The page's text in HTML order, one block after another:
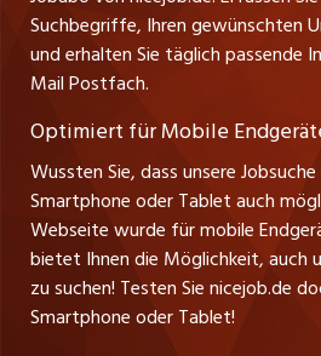
Management / Kader-Jobs
jobbasel.ch
zentraljob.ch
myjob.ch
schaffu.ch (VS)
ajourjob.ch
tagblatt.ch
Thomas Reiner
Ansprechpartner
Suchbegriffe, Ihren gewünschten
und erhalten Sie täglich passende
Mail Postfach.
Optimiert für Mobile
Wussten Sie, dass unsere
Smartphone oder Tablet auch
Webseite wurde für mobile
bietet Ihnen die Möglichkeit, auch
zu suchen! Testen Sie nicejob.de
Smartphone oder Tablet!